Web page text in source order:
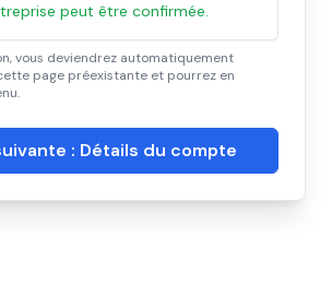
peut être confirmée.
vous deviendrez automatiquement
page préexistante et pourrez en
: Détails du compte